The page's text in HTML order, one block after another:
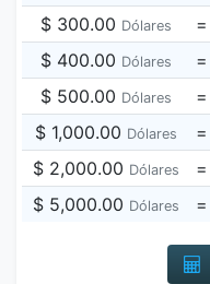
$ 300.00 Dólares =
$ 400.00 Dólares =
$ 500.00 Dólares =
$ 1,000.00 Dólares =
$ 2,000.00 Dólares =
$ 5,000.00 Dólares =